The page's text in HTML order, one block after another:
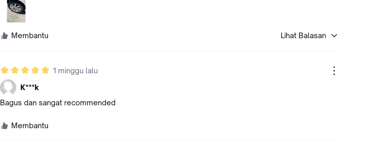
Membantu Lihat Balasan
1 minggu lalu
K***k
Bagus dan sangat recommended
Membantu